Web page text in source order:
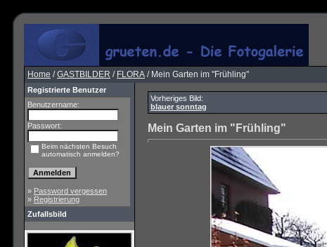
Home /GASTBILDER / FLORA / Mein Garten im "Frühling"
Registrierte Benutzer
Benutzername:
Passwort:
Beim nächsten Besuch
automatisch anmelden?
» Password vergessen
» Registrierung
Zufallsbild
Vorheriges Bild:
blauer sonntag
Mein Garten im "Frühling"